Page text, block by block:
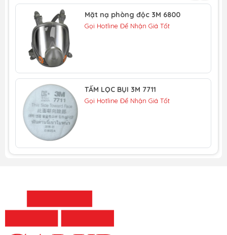
Mặt nạ phòng độc 3M 6800
Gọi Hotline Để Nhận Giá Tốt
TẤM LỌC BỤI 3M 7711
Gọi Hotline Để Nhận Giá Tốt